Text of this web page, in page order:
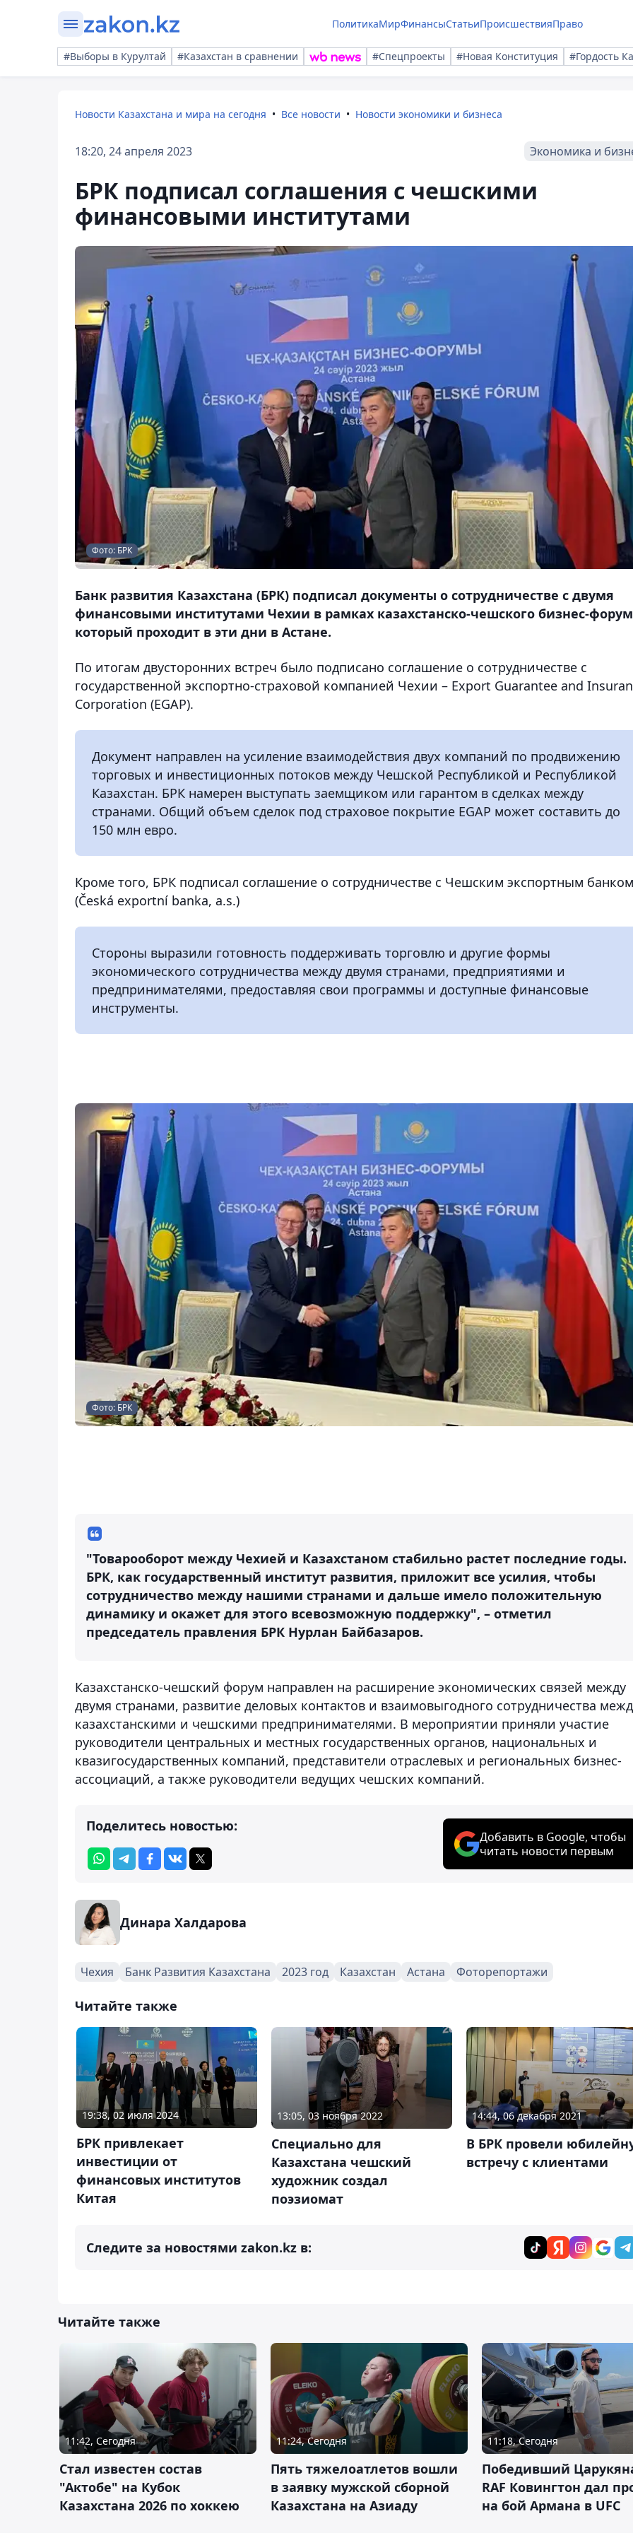
ПолитикаМирФинансыСтатьиПроисшествияПраво
#Выборы в Курултай #Казахстан в сравнении #Спецпроекты #Новая Конституция #Гордость
Новости Казахстана и мира на сегодня Все новости Новости экономики и бизнеса
18:20, 24 апреля 2023 Экономика и
БРК подписал соглашения с чешскими
финансовыми институтами
Фото: БРК
Банк развития Казахстана (БРК) подписал документы о сотрудничестве с двумя
финансовыми институтами Чехии в рамках казахстанско-чешского бизнес-
который проходит в эти дни в Астане.
По итогам двусторонних встреч было подписано соглашение о сотрудничестве с
государственной экспортно-страховой компанией Чехии – Export Guarantee and
Corporation (EGAP).
Документ направлен на усиление взаимодействия двух компаний по продвижению
торговых и инвестиционных потоков между Чешской Республикой и Республикой
Казахстан. БРК намерен выступать заемщиком или гарантом в сделках между
странами. Общий объем сделок под страховое покрытие EGAP может составить до
150 млн евро.
Кроме того, БРК подписал соглашение о сотрудничестве с Чешским экспортным банком
(Česká exportní banka, a.s.)
Стороны выразили готовность поддерживать торговлю и другие формы
экономического сотрудничества между двумя странами, предприятиями и
предпринимателями, предоставляя свои программы и доступные финансовые
инструменты.
Фото: БРК
"Товарооборот между Чехией и Казахстаном стабильно растет последние годы.
БРК, как государственный институт развития, приложит все усилия, чтобы
сотрудничество между нашими странами и дальше имело положительную
динамику и окажет для этого всевозможную поддержку", – отметил
председатель правления БРК Нурлан Байбазаров.
Казахстанско-чешский форум направлен на расширение экономических связей между
двумя странами, развитие деловых контактов и взаимовыгодного сотрудничества
казахстанскими и чешскими предпринимателями. В мероприятии приняли участие
руководители центральных и местных государственных органов, национальных и
квазигосударственных компаний, представители отраслевых и региональных бизнес-
ассоциаций, а также руководители ведущих чешских компаний.
Поделитесь новостью:
Добавить в Google, чтобы
читать новости первым
Динара Халдарова
Чехия Банк Развития Казахстана 2023 год Казахстан Астана Фоторепортажи
Читайте также
19:38, 02 июля 2024
БРК привлекает
инвестиции от
финансовых институтов
Китая
13:05, 03 ноября 2022
Специально для
Казахстана чешский
художник создал
поэзиомат
14:44, 06 декабря 2021
В БРК провели
встречу с клиентами
Следите за новостями zakon.kz в:
Читайте также
11:42, Сегодня
Стал известен состав
"Актобе" на Кубок
Казахстана 2026 по хоккею
11:24, Сегодня
Пять тяжелоатлетов вошли
в заявку мужской сборной
Казахстана на Азиаду
11:18, Сегодня
Победивший
RAF Ковингтон дал
на бой Армана в UFC